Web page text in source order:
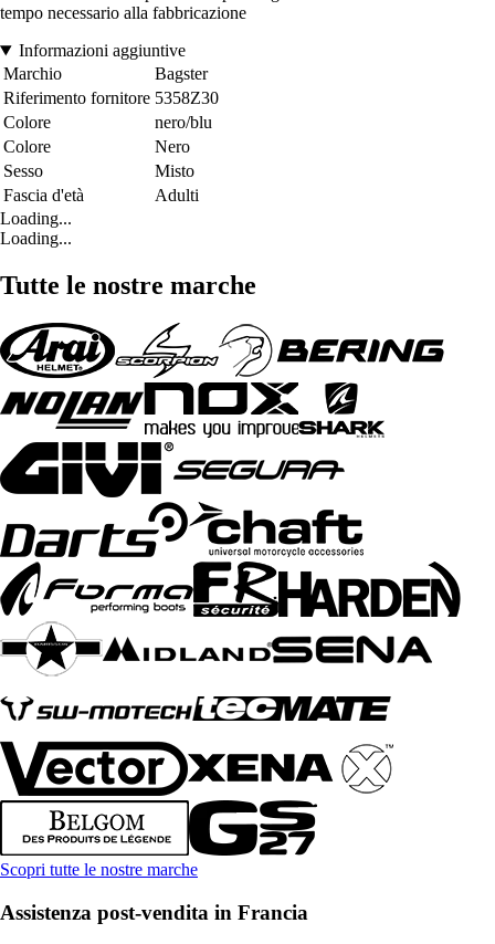
tempo necessario alla fabbricazione
Informazioni aggiuntive
Marchio
Bagster
Riferimento fornitore 5358Z30
Colore
nero/blu
Colore
Nero
Sesso
Misto
Fascia d'età
Adulti
Loading...
Loading...
Tutte le nostre marche
Scopri tutte le nostre marche
Assistenza post-vendita in Francia